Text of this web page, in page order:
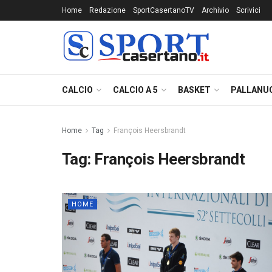
Home Redazione SportCasertanoTV Archivio Scrivici
CALCIO CALCIO A 5 BASKET
Home Tag François Heersbrandt
Tag: François Heersbrandt
HOME